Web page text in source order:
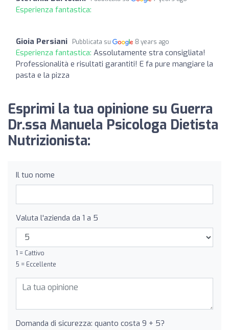
Esperienza fantastica:
Gioia Persiani Pubblicata su 8 years ago
Esperienza fantastica: Assolutamente stra consigliata!
Professionalità e risultati garantiti! E fa pure mangiare la
pasta e la pizza
Esprimi la tua opinione su Guerra
Dr.ssa Manuela Psicologa Dietista
Nutrizionista:
Il tuo nome
Valuta l'azienda da 1 a 5
1 = Cattivo
5 = Eccellente
Domanda di sicurezza: quanto costa 9 + 5?